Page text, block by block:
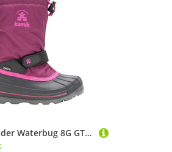
Kamik Kinder Waterbug 8G GTX Winterstiefel